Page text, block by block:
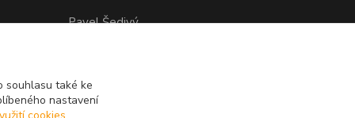
Pavel Šedivý
lepidla@prolep.cz
souhlasu také ke
nastavení